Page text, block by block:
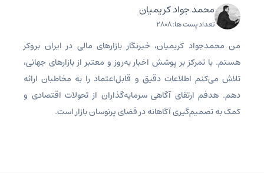
محمد جواد کریمیان
تعداد پست ها: 2808
من محمدجواد کریمیان، خبرنگار بازارهای مالی در ایران بروکر
هستم. با تمرکز بر پوشش اخبار به‌روز و معتبر از بازارهای جهانی،
تلاش می‌کنم اطلاعات دقیق و قابل‌اعتماد را به مخاطبان ارائه
دهم. هدفم ارتقای آگاهی سرمایه‌گذاران از تحولات اقتصادی و
کمک به تصمیم‌گیری آگاهانه در فضای پرنوسان بازار است.